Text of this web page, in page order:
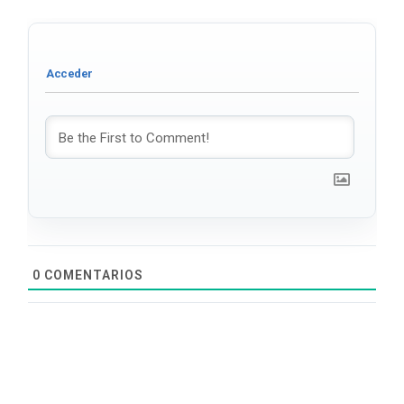
0 COMENTARIOS